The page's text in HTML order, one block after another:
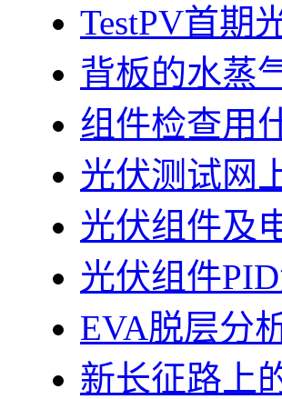
TestPV首期
背板的水蒸
组件检查用
光伏测试网
光伏组件及
光伏组件
EVA脱层分
新长征路上